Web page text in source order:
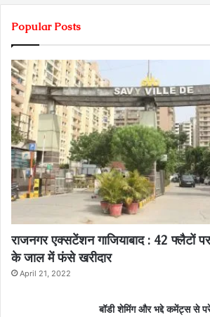
Popular Posts
राजनगर एक्सटेंशन गाजियाबाद : 42 फ्लैटों
के जाल में फंसे खरीदार
April 21, 2022
बॉडी शेमिंग और भद्दे कमेंट्स से